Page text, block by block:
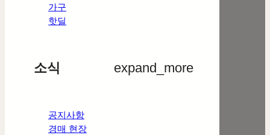
가구
핫딜
소식 expand_more
공지사항
경매 현장